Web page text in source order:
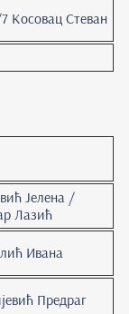
Косовац Стеван
Јелена /
Лазић
Ивана
Предраг